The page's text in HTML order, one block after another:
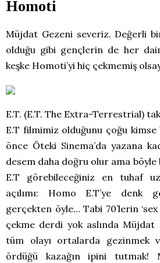
Homoti
Müjdat Gezeni severiz. Değerli
olduğu gibi gençlerin de her
keşke Homoti’yi hiç çekmemiş
E.T. (E.T. The Extra-Terrestrial)
E.T filmimiz olduğunu çoğu
önce Öteki Sinema’da yazana
desem daha doğru olur ama
E.T görebileceğiniz en tuhaf
açılımı: Homo E.T’ye denk
gerçekten öyle… Tabi 70’lerin
çekme derdi yok aslında Müjdat
tüm olayı ortalarda gezinmek
ördüğü kazağın ipini tutmak!